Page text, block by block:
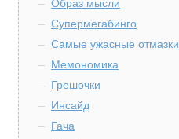
Образ мысли
Супермегабинго
Самые ужасные отмазки
Мемономика
Грешочки
Инсайд
Гача